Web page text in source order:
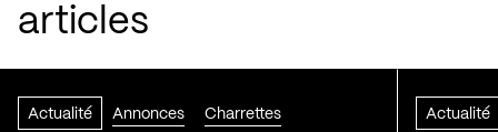
articles
Actualité Annonces Charrettes Actualité